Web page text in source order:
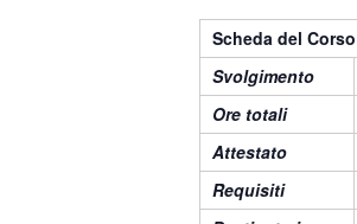
Scheda del Corso
Svolgimento
Ore totali
Attestato
Requisiti